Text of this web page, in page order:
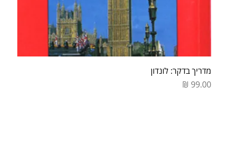
מדריך בדקר: לונדון
מחיר‏99.00 ‏₪